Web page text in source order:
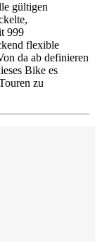
gültigen
999
flexible
da ab definieren
Bike es
zu